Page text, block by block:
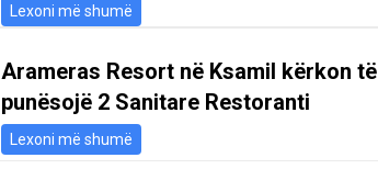
Lexoni më shumë
Arameras Resort në Ksamil kërkon të
punësojë 2 Sanitare Restoranti
Lexoni më shumë